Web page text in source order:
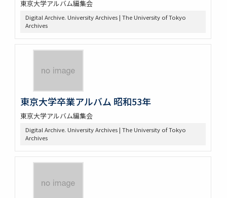
東京大学アルバム編集会
Digital Archive. University Archives | The University of Tokyo
Archives
東京大学卒業アルバム 昭和53年
東京大学アルバム編集会
Digital Archive. University Archives | The University of Tokyo
Archives